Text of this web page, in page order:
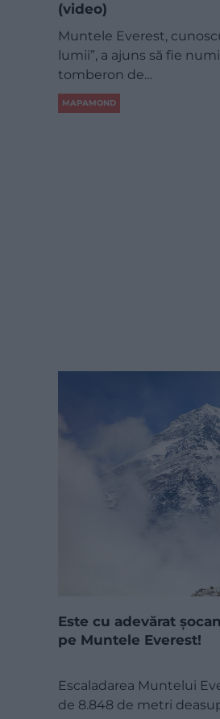
(video)
Muntele Everest,
lumii”, a ajuns să fie
tomberon de…
MAPAMOND
Este cu adevărat
pe Muntele Everest!
Escaladarea Muntelui
de 8.848 de metri